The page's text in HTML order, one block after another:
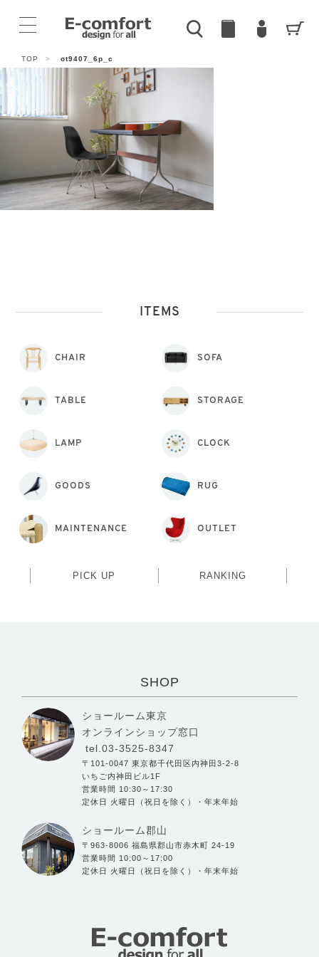
TOP > ot9407_6p_c
ITEMS
CHAIR SOFA
TABLE STORAGE
LAMP CLOCK
GOODS RUG
MAINTENANCE OUTLET
PICK UP RANKING
SHOP
ショールーム東京
オンラインショップ窓口
tel.03-3525-8347
〒101-0047 東京都千代田区内神田3-2-8
いちご内神田ビル1F
営業時間 10:30～17:30
定休日 火曜日（祝日を除く）・年末年始
ショールーム郡山
〒963-8006 福島県郡山市赤木町 24-19
営業時間 10:00～17:00
定休日 火曜日（祝日を除く）・年末年始